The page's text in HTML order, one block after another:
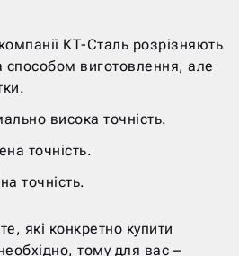
КТ-Сталь розрізняють
способом виготовлення, але
висока точність.
точність.
точність.
які конкретно купити
тому для вас –